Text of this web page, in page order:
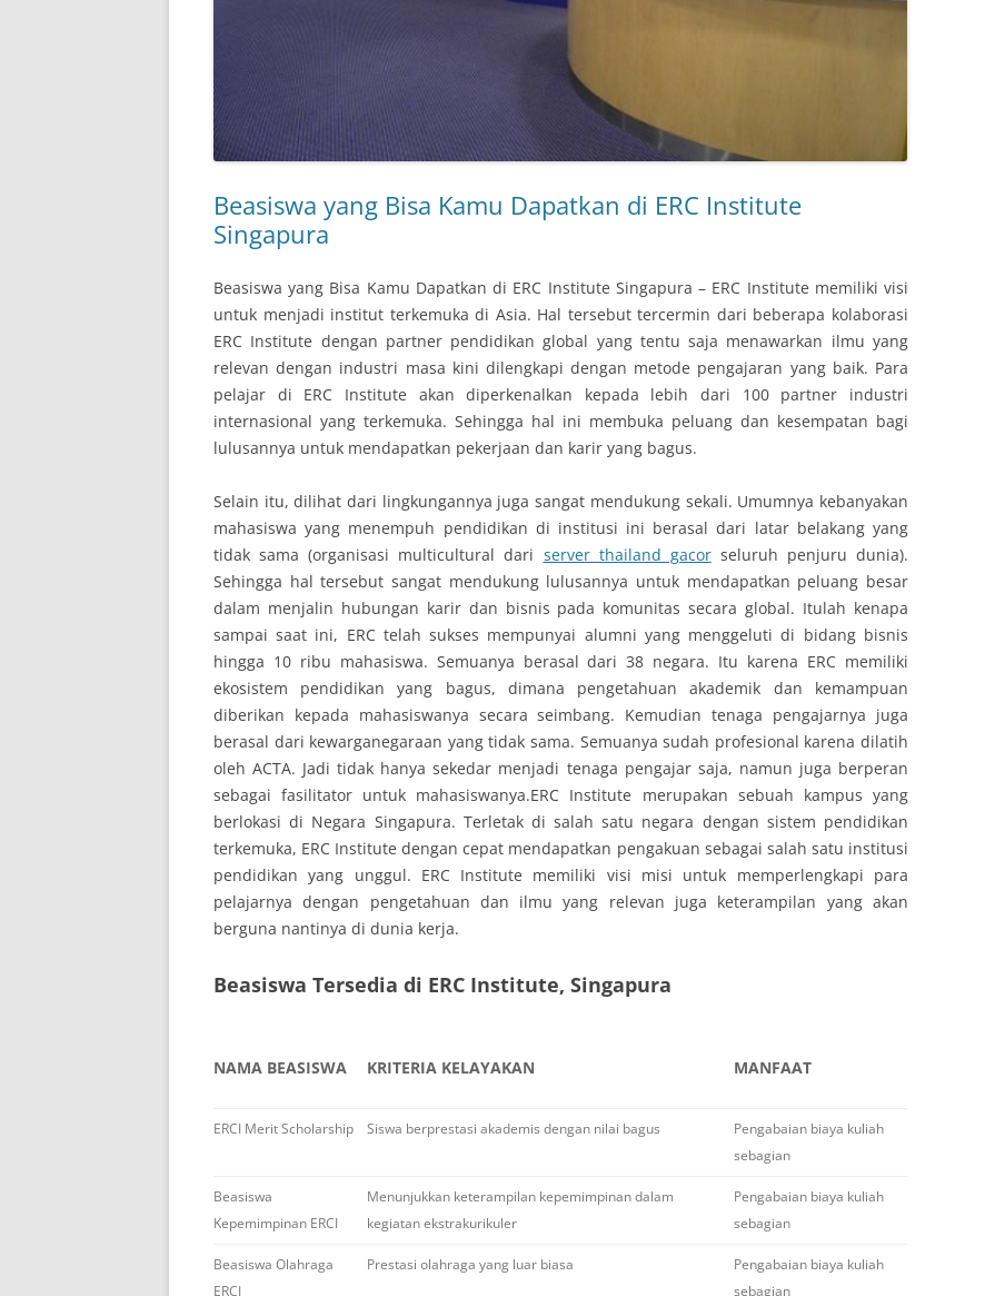
Beasiswa yang Bisa Kamu Dapatkan di ERC Institute
Singapura
Beasiswa yang Bisa Kamu Dapatkan di ERC Institute Singapura – ERC Institute memiliki visi
untuk menjadi institut terkemuka di Asia. Hal tersebut tercermin dari beberapa kolaborasi
ERC Institute dengan partner pendidikan global yang tentu saja menawarkan ilmu yang
relevan dengan industri masa kini dilengkapi dengan metode pengajaran yang baik. Para
pelajar di ERC Institute akan diperkenalkan kepada lebih dari 100 partner industri
internasional yang terkemuka. Sehingga hal ini membuka peluang dan kesempatan bagi
lulusannya untuk mendapatkan pekerjaan dan karir yang bagus.
Selain itu, dilihat dari lingkungannya juga sangat mendukung sekali. Umumnya kebanyakan
mahasiswa yang menempuh pendidikan di institusi ini berasal dari latar belakang yang
tidak sama (organisasi multicultural dari server thailand gacorseluruh penjuru dunia).
Sehingga hal tersebut sangat mendukung lulusannya untuk mendapatkan peluang besar
dalam menjalin hubungan karir dan bisnis pada komunitas secara global. Itulah kenapa
sampai saat ini, ERC telah sukses mempunyai alumni yang menggeluti di bidang bisnis
hingga 10 ribu mahasiswa. Semuanya berasal dari 38 negara. Itu karena ERC memiliki
ekosistem pendidikan yang bagus, dimana pengetahuan akademik dan kemampuan
diberikan kepada mahasiswanya secara seimbang. Kemudian tenaga pengajarnya juga
berasal dari kewarganegaraan yang tidak sama. Semuanya sudah profesional karena dilatih
oleh ACTA. Jadi tidak hanya sekedar menjadi tenaga pengajar saja, namun juga berperan
sebagai fasilitator untuk mahasiswanya.ERC Institute merupakan sebuah kampus yang
berlokasi di Negara Singapura. Terletak di salah satu negara dengan sistem pendidikan
terkemuka, ERC Institute dengan cepat mendapatkan pengakuan sebagai salah satu institusi
pendidikan yang unggul. ERC Institute memiliki visi misi untuk memperlengkapi para
pelajarnya dengan pengetahuan dan ilmu yang relevan juga keterampilan yang akan
berguna nantinya di dunia kerja.
Beasiswa Tersedia di ERC Institute, Singapura
NAMA BEASISWA KRITERIA KELAYAKAN MANFAAT
ERCI Merit Scholarship Siswa berprestasi akademis dengan nilai bagus
Pengabaian biaya kuliah
sebagian
Beasiswa
Kepemimpinan ERCI
Menunjukkan keterampilan kepemimpinan dalam
kegiatan ekstrakurikuler
Pengabaian biaya kuliah
sebagian
Beasiswa Olahraga
ERCI
Prestasi olahraga yang luar biasa
Pengabaian biaya kuliah
sebagian